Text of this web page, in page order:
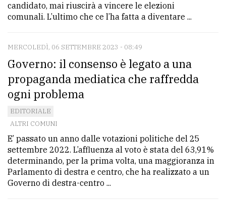
candidato, mai riuscirà a vincere le elezioni
comunali. L’ultimo che ce l’ha fatta a diventare ...
MERCOLEDÌ, 06 SETTEMBRE 2023 - 08:49
Governo: il consenso è legato a una
propaganda mediatica che raffredda
ogni problema
EDITORIALE
ALTRI COMUNI
E’ passato un anno dalle votazioni politiche del 25
settembre 2022. L’affluenza al voto è stata del 63,91%
determinando, per la prima volta, una maggioranza in
Parlamento di destra e centro, che ha realizzato a un
Governo di destra-centro ...